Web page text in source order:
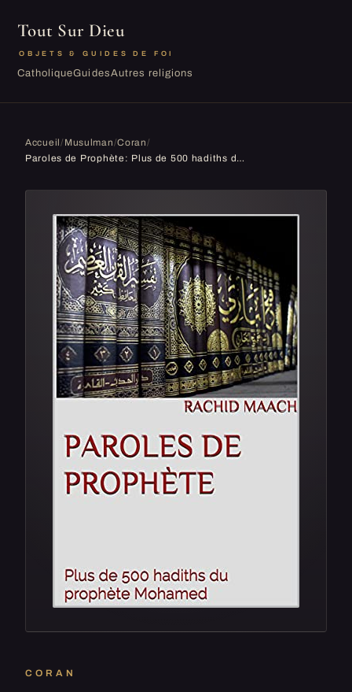
Tout Sur Dieu
OBJETS & GUIDES DE FOI
CatholiqueGuidesAutres religions
Accueil/ Musulman/Coran/
Paroles de Prophète: Plus de 500 hadiths du prophète Mohamed
CORAN